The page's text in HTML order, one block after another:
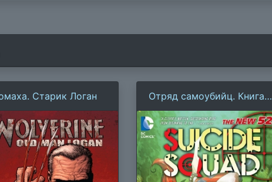
Старик Логан
Отряд самоубийц. Книга 1.
Пинок в зубы